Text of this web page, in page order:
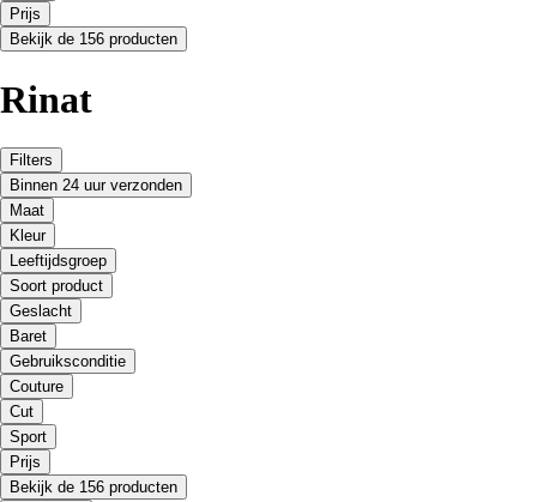
Prijs
Bekijk de 156 producten
Rinat
Filters
Binnen 24 uur verzonden
Maat
Kleur
Leeftijdsgroep
Soort product
Geslacht
Baret
Gebruiksconditie
Couture
Cut
Sport
Prijs
Bekijk de 156 producten